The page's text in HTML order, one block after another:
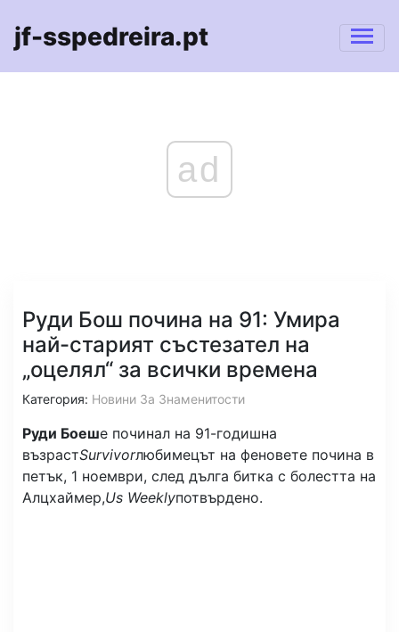
jf-sspedreira.pt
ad
Руди Бош почина на 91: Умира
най-старият състезател на
„оцелял“ за всички времена
Категория: Новини За Знаменитости
Руди Боеше починал на 91-годишна
възрастSurvivorлюбимецът на феновете почина в
петък, 1 ноември, след дълга битка с болестта на
Алцхаймер,Us Weeklyпотвърдено.